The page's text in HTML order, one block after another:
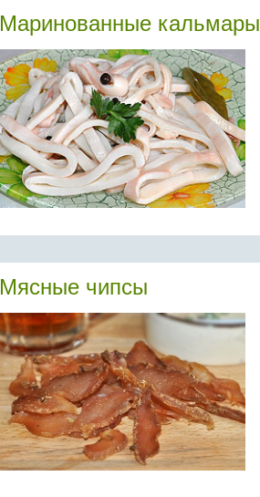
Маринованные кальмары
Мясные чипсы